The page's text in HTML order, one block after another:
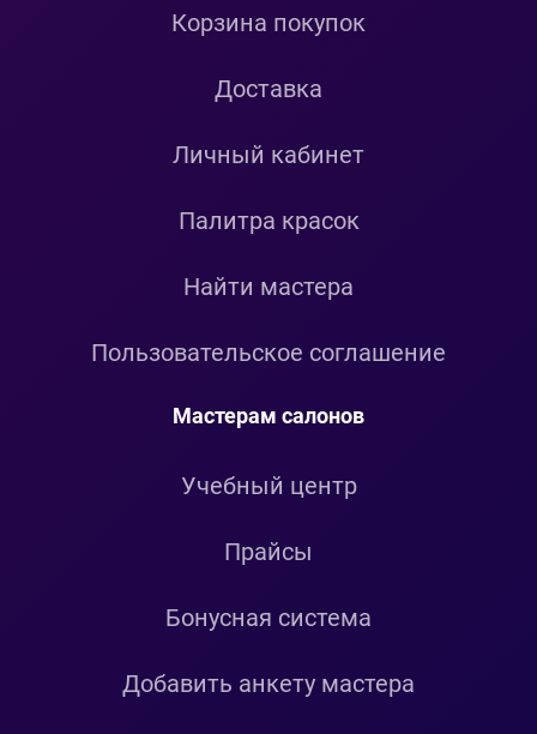
Корзина покупок
Доставка
Личный кабинет
Палитра красок
Найти мастера
Пользовательское соглашение
Мастерам салонов
Учебный центр
Прайсы
Бонусная система
Добавить анкету мастера